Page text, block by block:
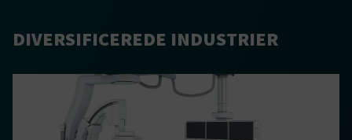
DIVERSIFICEREDE INDUSTRIER